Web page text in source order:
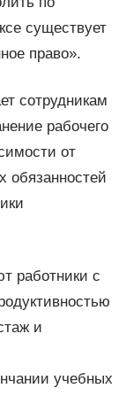
существует
право».
сотрудникам
рабочего
от
обязанностей
работники с
и
учебных